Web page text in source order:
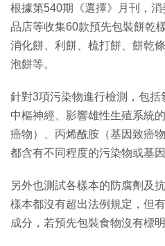
根據第540期《選擇》月刊，
品店等收集60款預先包裝餅乾
消化餅、利餅、梳打餅、餅乾
泡餅等。
針對3項污染物進行檢測，包括
中樞神經、影響雄性生殖系統
癌物）、丙烯酰胺（基因致癌
都含有不同程度的污染物或基因
另外也測試各樣本的防腐劑及
樣本都沒有超出法例規定，但
成分，若預先包裝食物沒有標